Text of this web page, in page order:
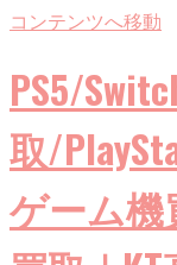
コンテンツへ移動
PS5/
取/
ゲーム